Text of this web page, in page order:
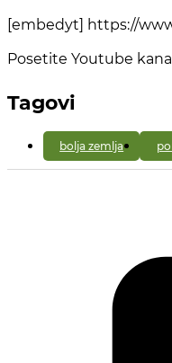
[embedyt] https://
Posetite Youtube kanal
Tagovi
bolja zemlja